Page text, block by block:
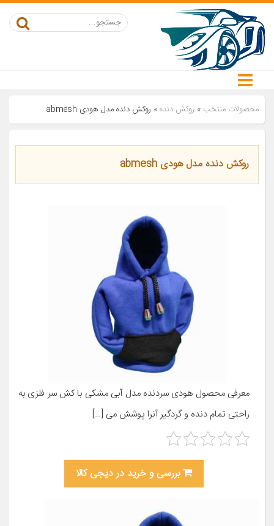
محصولات منتخب » روکش دنده» روکش دنده مدل هودی abmesh
روکش دنده مدل هودی abmesh
معرفی محصول هودی سردنده مدل آبی مشکی با کش سر فلزی به
راحتی تمام دنده و گردگیر آنرا پوشش می […]
بررسی و خرید در دیجی کالا